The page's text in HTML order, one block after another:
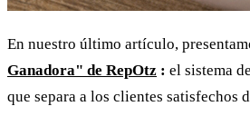
En nuestro último artículo,
Ganadora" de RepOtz : el sistema
que separa a los clientes satisfechos